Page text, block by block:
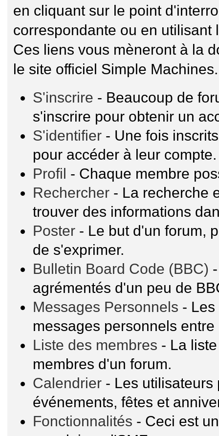
en cliquant sur le point
correspondante ou en
Ces liens vous mèneront à la
le site officiel Simple Machines.
S'inscrire - Beaucoup de
s'inscrire pour obtenir un
S'identifier - Une fois
pour accéder à leur compte.
Profil - Chaque membre
Rechercher - La recherche
trouver des informations
Poster - Le but d'un forum,
de s'exprimer.
Bulletin Board Code (BBC)
agrémentés d'un peu de
Messages Personnels -
messages personnels entre
Liste des membres - La
membres d'un forum.
Calendrier - Les
événements, fêtes et
Fonctionnalités - Ceci est